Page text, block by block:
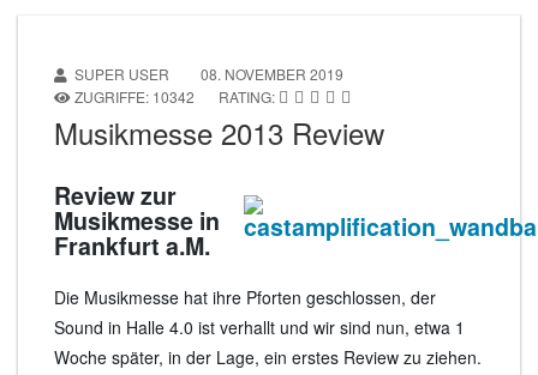
SUPER USER
08. NOVEMBER 2019
ZUGRIFFE: 10342
RATING:
Musikmesse 2013 Review
Review zur
Musikmesse in
Frankfurt a.M.
Die Musikmesse hat ihre Pforten geschlossen, der
Sound in Halle 4.0 ist verhallt und wir sind nun, etwa 1
Woche später, in der Lage, ein erstes Review zu ziehen.